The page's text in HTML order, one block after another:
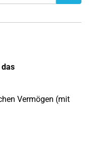
Vermögen (mit